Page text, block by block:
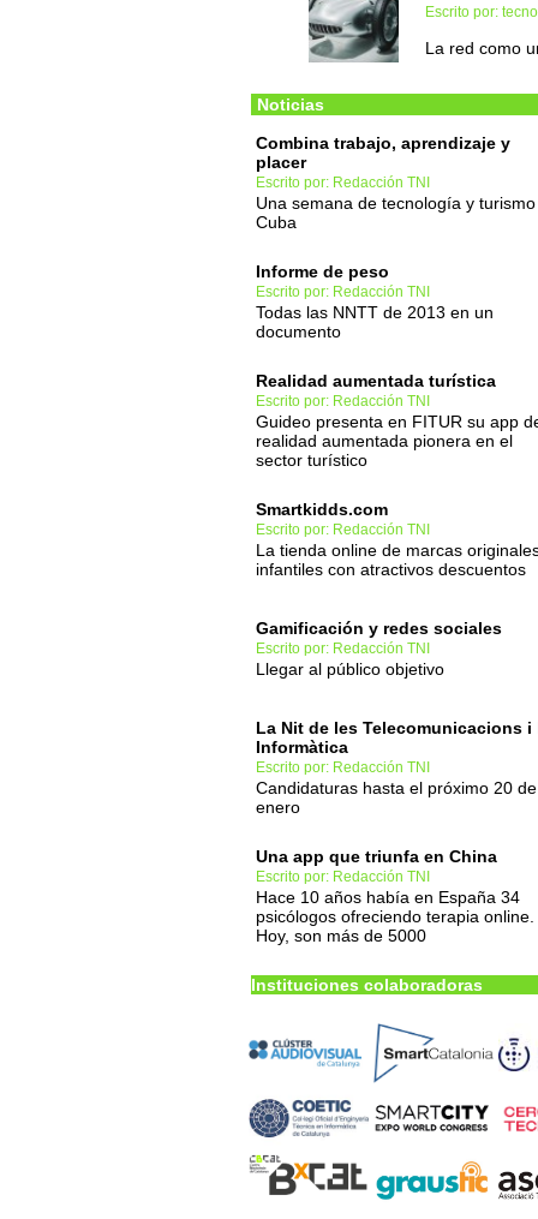
Escrito por:
La red como
Noticias
Combina trabajo, aprendizaje y
placer
Escrito por: Redacción TNI
Una semana de tecnología y
Cuba
Informe de peso
Escrito por: Redacción TNI
Todas las NNTT de 2013 en un
documento
Realidad aumentada turística
Escrito por: Redacción TNI
Guideo presenta en FITUR su app
realidad aumentada pionera en el
sector turístico
Smartkidds.com
Escrito por: Redacción TNI
La tienda online de marcas
infantiles con atractivos descuentos
Gamificación y redes sociales
Escrito por: Redacción TNI
Llegar al público objetivo
La Nit de les Telecomunicacions i
Informàtica
Escrito por: Redacción TNI
Candidaturas hasta el próximo 20 de
enero
Una app que triunfa en China
Escrito por: Redacción TNI
Hace 10 años había en España 34
psicólogos ofreciendo terapia online.
Hoy, son más de 5000
Instituciones colaboradoras